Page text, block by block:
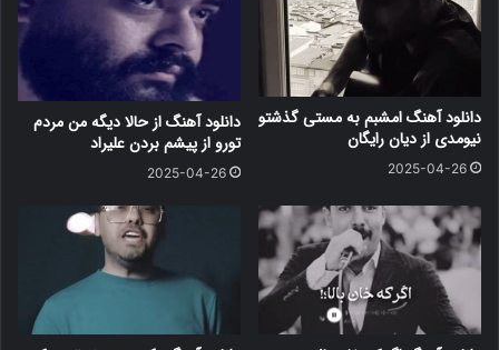
دانلود آهنگ امشبم به مستی گذشتو
نیومدی از دیان رایگان
2025-04-26
دانلود آهنگ از حالا دیگه من مردم
تورو از پیشم بردن علیراد
2025-04-26